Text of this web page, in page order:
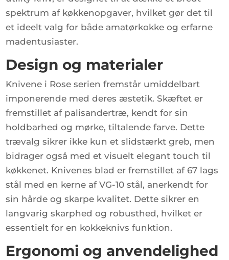
spektrum af køkkenopgaver, hvilket gør det til
et ideelt valg for både amatørkokke og erfarne
madentusiaster.
Design og materialer
Knivene i Rose serien fremstår umiddelbart
imponerende med deres æstetik. Skæftet er
fremstillet af palisandertræ, kendt for sin
holdbarhed og mørke, tiltalende farve. Dette
trævalg sikrer ikke kun et slidstærkt greb, men
bidrager også med et visuelt elegant touch til
køkkenet. Knivenes blad er fremstillet af 67 lags
stål med en kerne af VG-10 stål, anerkendt for
sin hårde og skarpe kvalitet. Dette sikrer en
langvarig skarphed og robusthed, hvilket er
essentielt for en kokkeknivs funktion.
Ergonomi og anvendelighed